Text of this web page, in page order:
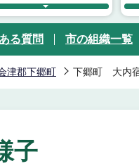
る質問 市の組織一覧
津郡下郷町 下郷町 大内
子